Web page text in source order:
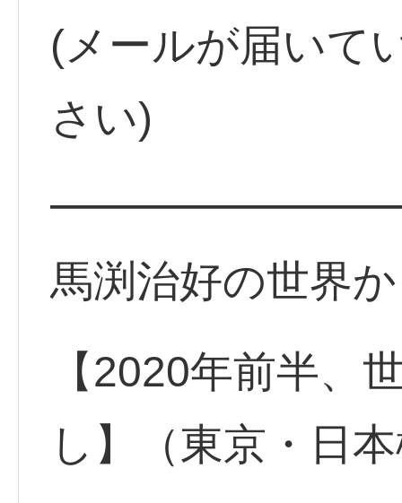
(メールが届いて
さい)
馬渕治好の世界
【2020年前半、
し】（東京・日